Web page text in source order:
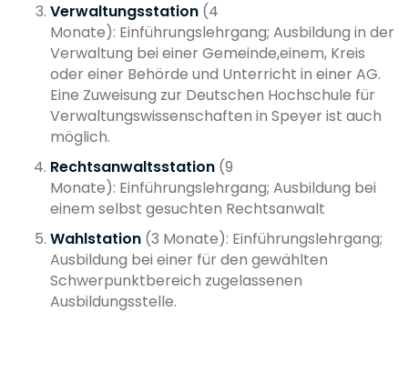
Verwaltungsstation (4
Monate): Einführungslehrgang; Ausbildung in der
Verwaltung bei einer Gemeinde,einem, Kreis
oder einer Behörde und Unterricht in einer AG.
Eine Zuweisung zur Deutschen Hochschule für
Verwaltungswissenschaften in Speyer ist auch
möglich.
Rechtsanwaltsstation (9
Monate): Einführungslehrgang; Ausbildung bei
einem selbst gesuchten Rechtsanwalt
Wahlstation (3 Monate): Einführungslehrgang;
Ausbildung bei einer für den gewählten
Schwerpunktbereich zugelassenen
Ausbildungsstelle.